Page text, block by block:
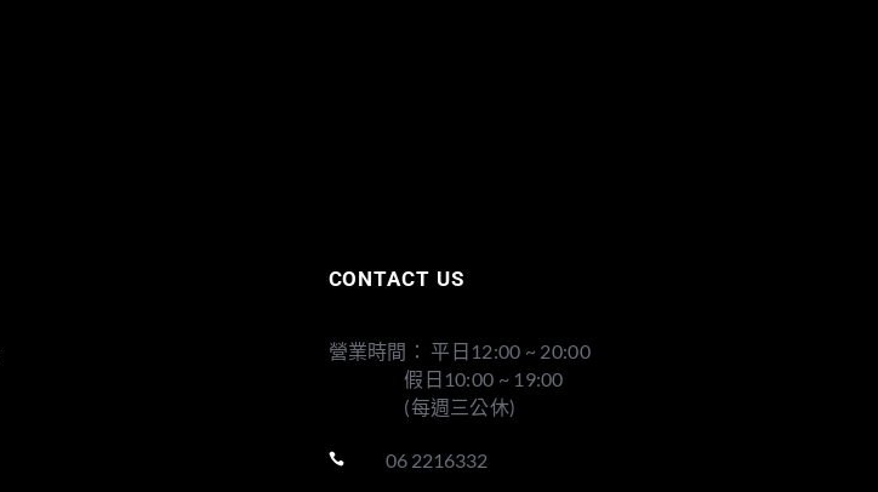
CONTACT US
營業時間： 平日12:00 ~ 20:00
假日10:00 ~ 19:00
(每週三公休)
 06 2216332